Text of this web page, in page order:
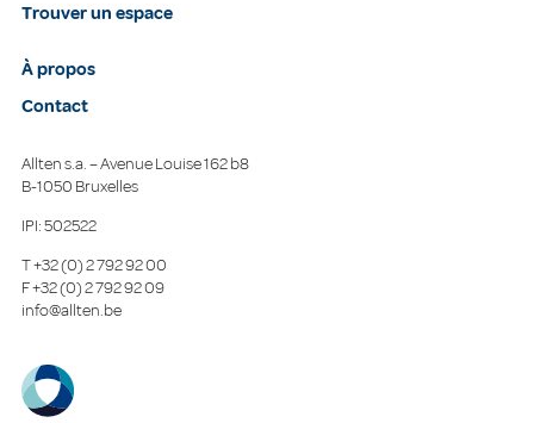
Trouver un espace
À propos
Contact
Allten s.a. – Avenue Louise 162 b8
B-1050 Bruxelles
IPI: 502522
T+32 (0) 2 792 92 00
F+32 (0) 2 792 92 09
info@allten.be